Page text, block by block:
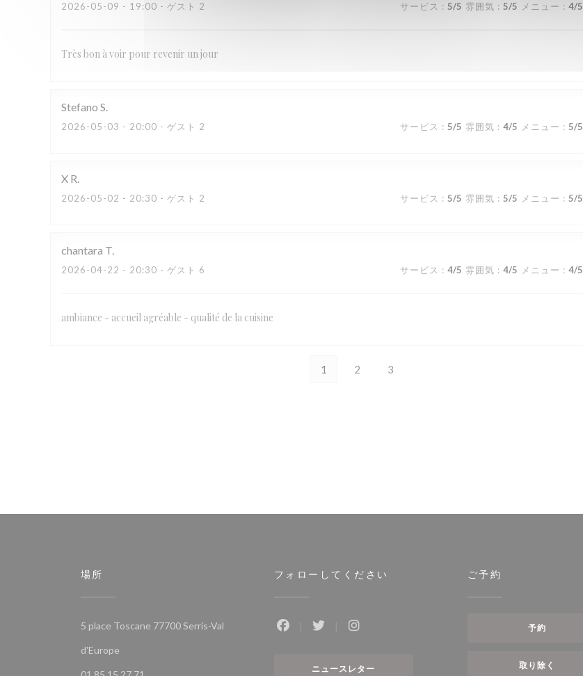
2026-05-09 - 19:00 - ゲスト 2 サービス : 5/5 雰囲気 : 5/5 メニュー : 4/5
Très bon à voir pour revenir un jour
Stefano S
2026-05-03 - 20:00 - ゲスト 2 サービス : 5/5 雰囲気 : 4/5 メニュー : 5/5
X R
2026-05-02 - 20:30 - ゲスト 2 サービス : 5/5 雰囲気 : 5/5 メニュー : 5/5
chantara T
2026-04-22 - 20:30 - ゲスト 6 サービス : 4/5 雰囲気 : 4/5 メニュー : 4/5
ambiance - accueil agréable - qualité de la cuisine
1 2 3
場所
5 place Toscane 77700 Serris-Val
d'Europe((新しいウィンドウで開きます))
フォローしてください
Twitter ((新しいウィンドウで開きます))
Instagram ((新しいウィンドウで開きます))
ニュースレター
ご予約
予約
取り除く